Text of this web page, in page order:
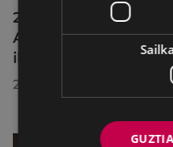
2026ko Delta Cultura
Armagintzaren
ibilbideagatik
2026/07/23